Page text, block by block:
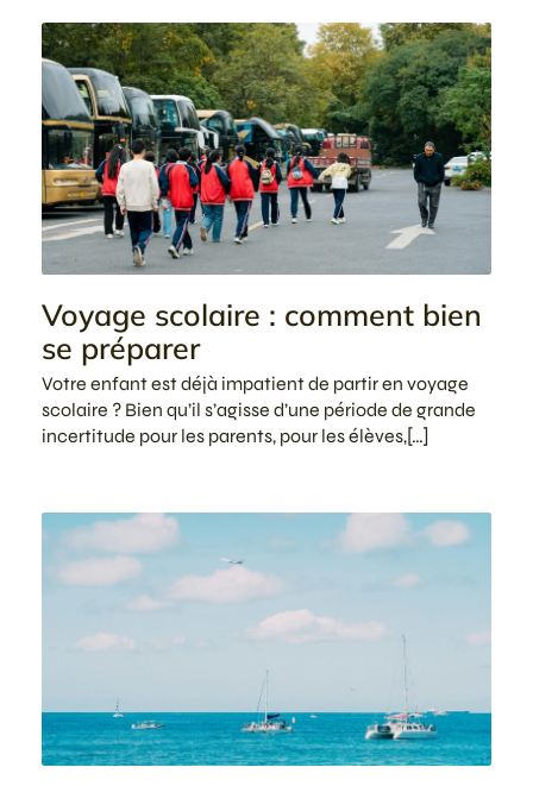
Voyage scolaire : comment bien
se préparer
Votre enfant est déjà impatient de partir en voyage
scolaire ? Bien qu’il s’agisse d’une période de grande
incertitude pour les parents, pour les élèves,[…]